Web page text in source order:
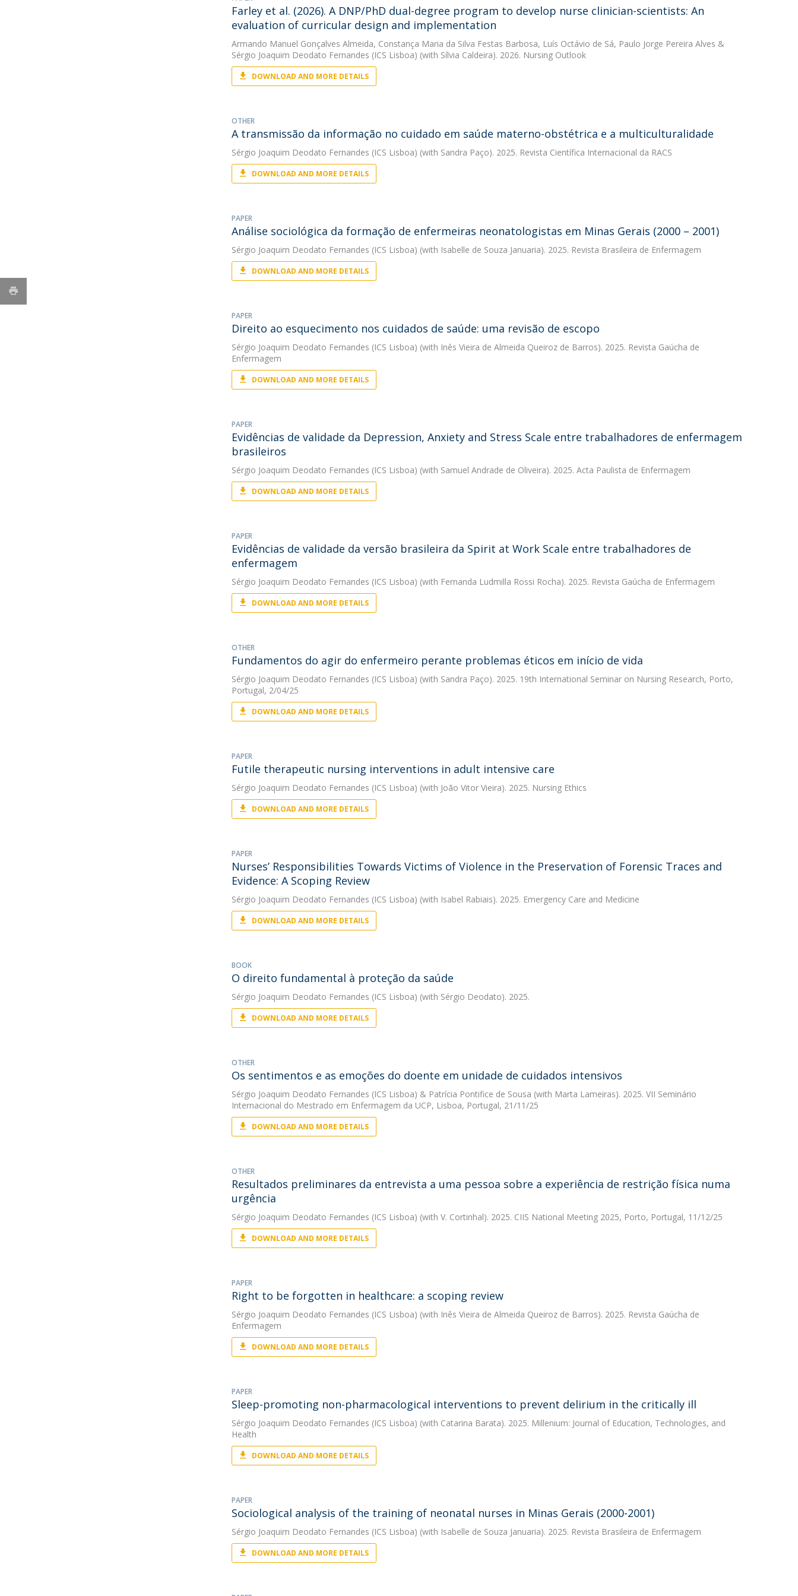
Farley et al. (2026). A DNP/PhD dual-degree program to develop nurse clinician-scientists: An
evaluation of curricular design and implementation
Armando Manuel Gonçalves Almeida, Constança Maria da Silva Festas Barbosa, Luís Octávio de Sá, Paulo Jorge Pereira Alves &
Sérgio Joaquim Deodato Fernandes (ICS Lisboa) (with Sílvia Caldeira). 2026. Nursing Outlook
DOWNLOAD AND MORE DETAILS
OTHER
A transmissão da informação no cuidado em saúde materno-obstétrica e a multiculturalidade
Sérgio Joaquim Deodato Fernandes (ICS Lisboa) (with Sandra Paço). 2025. Revista Científica Internacional da RACS
DOWNLOAD AND MORE DETAILS
PAPER
Análise sociológica da formação de enfermeiras neonatologistas em Minas Gerais (2000 – 2001)
Sérgio Joaquim Deodato Fernandes (ICS Lisboa) (with Isabelle de Souza Januaria). 2025. Revista Brasileira de Enfermagem
DOWNLOAD AND MORE DETAILS
PAPER
Direito ao esquecimento nos cuidados de saúde: uma revisão de escopo
Sérgio Joaquim Deodato Fernandes (ICS Lisboa) (with Inês Vieira de Almeida Queiroz de Barros). 2025. Revista Gaúcha de
Enfermagem
DOWNLOAD AND MORE DETAILS
PAPER
Evidências de validade da Depression, Anxiety and Stress Scale entre trabalhadores de enfermagem
brasileiros
Sérgio Joaquim Deodato Fernandes (ICS Lisboa) (with Samuel Andrade de Oliveira). 2025. Acta Paulista de Enfermagem
DOWNLOAD AND MORE DETAILS
PAPER
Evidências de validade da versão brasileira da Spirit at Work Scale entre trabalhadores de
enfermagem
Sérgio Joaquim Deodato Fernandes (ICS Lisboa) (with Fernanda Ludmilla Rossi Rocha). 2025. Revista Gaúcha de Enfermagem
DOWNLOAD AND MORE DETAILS
OTHER
Fundamentos do agir do enfermeiro perante problemas éticos em início de vida
Sérgio Joaquim Deodato Fernandes (ICS Lisboa) (with Sandra Paço). 2025. 19th International Seminar on Nursing Research, Porto,
Portugal, 2/04/25
DOWNLOAD AND MORE DETAILS
PAPER
Futile therapeutic nursing interventions in adult intensive care
Sérgio Joaquim Deodato Fernandes (ICS Lisboa) (with João Vitor Vieira). 2025. Nursing Ethics
DOWNLOAD AND MORE DETAILS
PAPER
Nurses’ Responsibilities Towards Victims of Violence in the Preservation of Forensic Traces and
Evidence: A Scoping Review
Sérgio Joaquim Deodato Fernandes (ICS Lisboa) (with Isabel Rabiais). 2025. Emergency Care and Medicine
DOWNLOAD AND MORE DETAILS
BOOK
O direito fundamental à proteção da saúde
Sérgio Joaquim Deodato Fernandes (ICS Lisboa) (with Sérgio Deodato). 2025.
DOWNLOAD AND MORE DETAILS
OTHER
Os sentimentos e as emoções do doente em unidade de cuidados intensivos
Sérgio Joaquim Deodato Fernandes (ICS Lisboa) & Patrícia Pontifice de Sousa (with Marta Lameiras). 2025. VII Seminário
Internacional do Mestrado em Enfermagem da UCP, Lisboa, Portugal, 21/11/25
DOWNLOAD AND MORE DETAILS
OTHER
Resultados preliminares da entrevista a uma pessoa sobre a experiência de restrição física numa
urgência
Sérgio Joaquim Deodato Fernandes (ICS Lisboa) (with V. Cortinhal). 2025. CIIS National Meeting 2025, Porto, Portugal, 11/12/25
DOWNLOAD AND MORE DETAILS
PAPER
Right to be forgotten in healthcare: a scoping review
Sérgio Joaquim Deodato Fernandes (ICS Lisboa) (with Inês Vieira de Almeida Queiroz de Barros). 2025. Revista Gaúcha de
Enfermagem
DOWNLOAD AND MORE DETAILS
PAPER
Sleep-promoting non-pharmacological interventions to prevent delirium in the critically ill
Sérgio Joaquim Deodato Fernandes (ICS Lisboa) (with Catarina Barata). 2025. Millenium: Journal of Education, Technologies, and
Health
DOWNLOAD AND MORE DETAILS
PAPER
Sociological analysis of the training of neonatal nurses in Minas Gerais (2000-2001)
Sérgio Joaquim Deodato Fernandes (ICS Lisboa) (with Isabelle de Souza Januaria). 2025. Revista Brasileira de Enfermagem
DOWNLOAD AND MORE DETAILS